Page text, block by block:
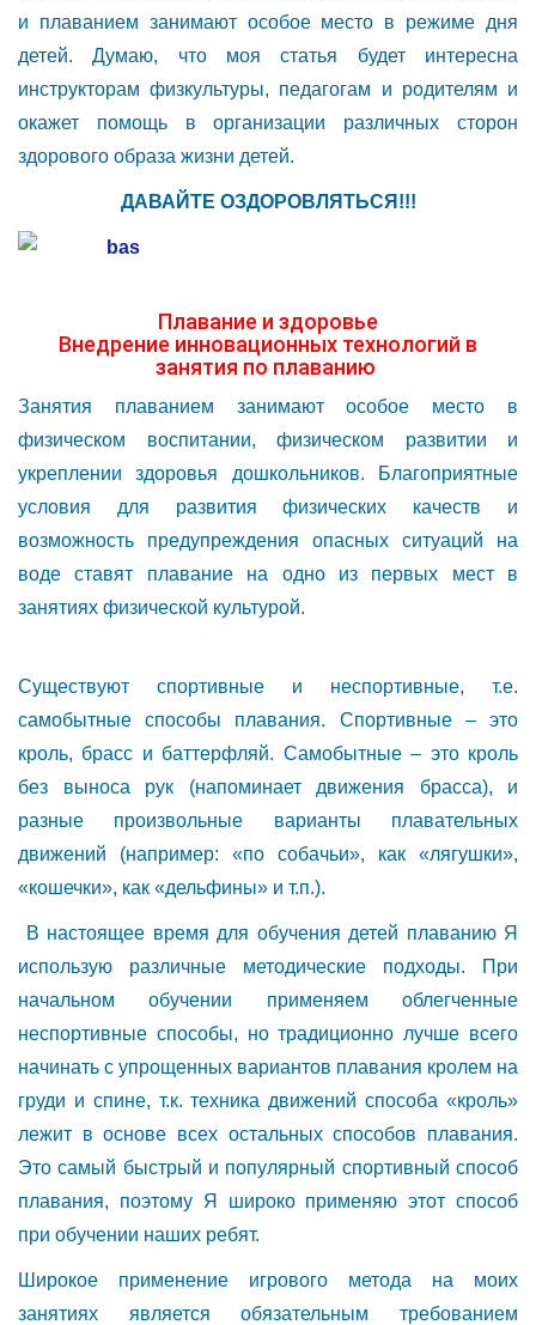
и плаванием занимают особое место в режиме дня
детей. Думаю, что моя статья будет интересна
инструкторам физкультуры, педагогам и родителям и
окажет помощь в организации различных сторон
здорового образа жизни детей.
ДАВАЙТЕ ОЗДОРОВЛЯТЬСЯ!!!
Плавание и здоровье
Внедрение инновационных технологий в
занятия по плаванию
Занятия плаванием занимают особое место в
физическом воспитании, физическом развитии и
укреплении здоровья дошкольников. Благоприятные
условия для развития физических качеств и
возможность предупреждения опасных ситуаций на
воде ставят плавание на одно из первых мест в
занятиях физической культурой.
Существуют спортивные и неспортивные, т.е.
самобытные способы плавания. Спортивные – это
кроль, брасс и баттерфляй. Самобытные – это кроль
без выноса рук (напоминает движения брасса), и
разные произвольные варианты плавательных
движений (например: «по собачьи», как «лягушки»,
«кошечки», как «дельфины» и т.п.).
В настоящее время для обучения детей плаванию Я
использую различные методические подходы. При
начальном обучении применяем облегченные
неспортивные способы, но традиционно лучше всего
начинать с упрощенных вариантов плавания кролем на
груди и спине, т.к. техника движений способа «кроль»
лежит в основе всех остальных способов плавания.
Это самый быстрый и популярный спортивный способ
плавания, поэтому Я широко применяю этот способ
при обучении наших ребят.
Широкое применение игрового метода на моих
занятиях является обязательным требованием